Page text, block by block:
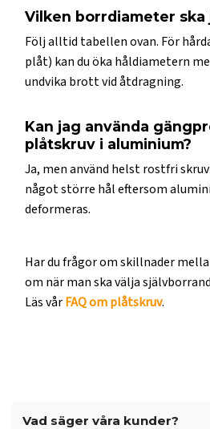
Vad säger våra kunder?
Vilken borrdiameter ska
Följ alltid tabellen ovan. För
plåt) kan du öka håldiametern
undvika brott vid åtdragning.
Kan jag använda
plåtskruv i aluminium?
Ja, men använd helst rostfri
något större hål eftersom
deformeras.
Har du frågor om skillnader
om när man ska välja
Läs vårFAQ om plåtskruv.